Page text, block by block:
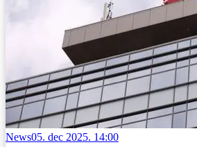
News05. dec 2025. 14:00